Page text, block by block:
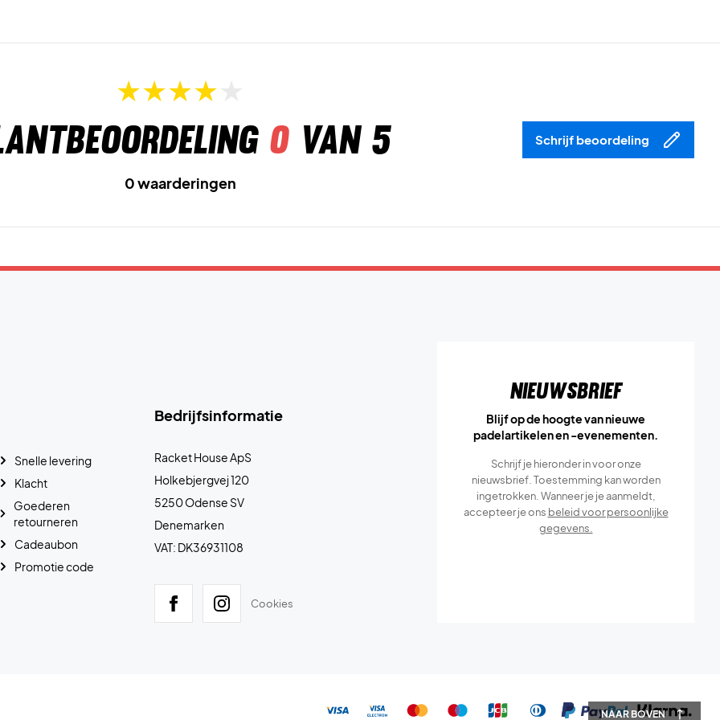
NAAR BOVEN
0van 5 Schrijf beoordeling
0 waarderingen
Bedrijfsinformatie
Racket House ApS
Holkebjergvej 120
5250 Odense SV
Denemarken
VAT: DK36931108
Cookies
Snelle levering
Klacht
Goederen
retourneren
Cadeaubon
Promotie code
Nieuwsbrief
Blijf op de hoogte van nieuwe
padelartikelen en -evenementen.
Schrijf je hieronder in voor onze
nieuwsbrief. Toestemming kan worden
ingetrokken. Wanneer je je aanmeldt,
accepteer je ons beleid voor persoonlijke
gegevens.